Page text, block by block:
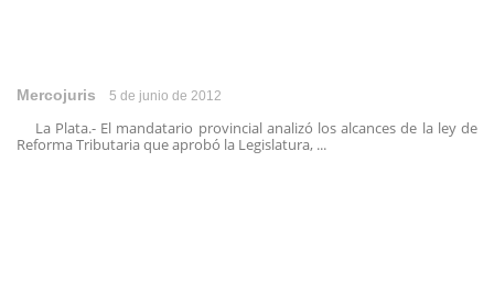
Mercojuris 5 de junio de 2012
La Plata.- El mandatario provincial analizó los alcances de la ley de
Reforma Tributaria que aprobó la Legislatura, ...